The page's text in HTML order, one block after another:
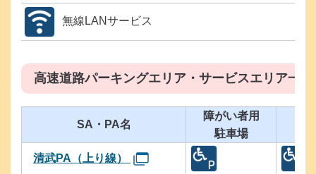
無線LANサービス
高速道路パーキングエリア・サービスエリア一覧
SA・PA名
障がい者用
駐車場
清武PA（上り線）